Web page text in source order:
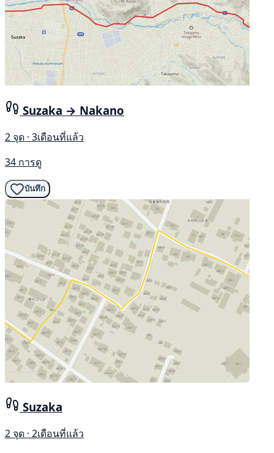
Suzaka → Nakano
2 จุด · 3เดือนที่แล้ว
34 การดู
บันทึก
Suzaka
2 จุด · 2เดือนที่แล้ว